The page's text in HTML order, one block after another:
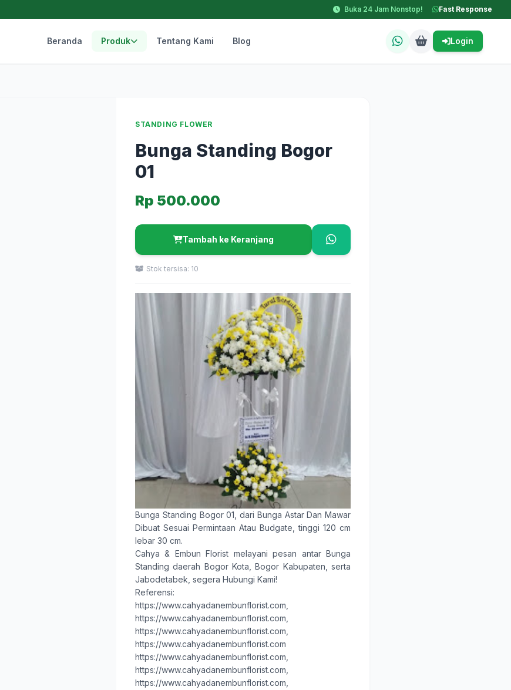
Buka 24 Jam Nonstop! Fast Response
Beranda Produk Tentang Kami Blog Login
STANDING FLOWER
Bunga Standing Bogor
01
Rp 500.000
Tambah ke Keranjang
Stok tersisa: 10
Bunga Standing Bogor 01 , dari Bunga Astar Dan Mawar
Dibuat Sesuai Permintaan Atau Budgate, tinggi 120 cm
lebar 30 cm.
Cahya & Embun Florist melayani pesan antarBunga
Standing daerah Bogor Kota ,Bogor Kabupaten , serta
Jabodetabek, segera Hubungi Kami!
Referensi:
https://www.cahyadanembunflorist.com,
https://www.cahyadanembunflorist.com,
https://www.cahyadanembunflorist.com,
https://www.cahyadanembunflorist.com
https://www.cahyadanembunflorist.com,
https://www.cahyadanembunflorist.com,
https://www.cahyadanembunflorist.com,